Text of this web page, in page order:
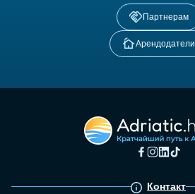
Партнерам
Арендодатели
Контакт